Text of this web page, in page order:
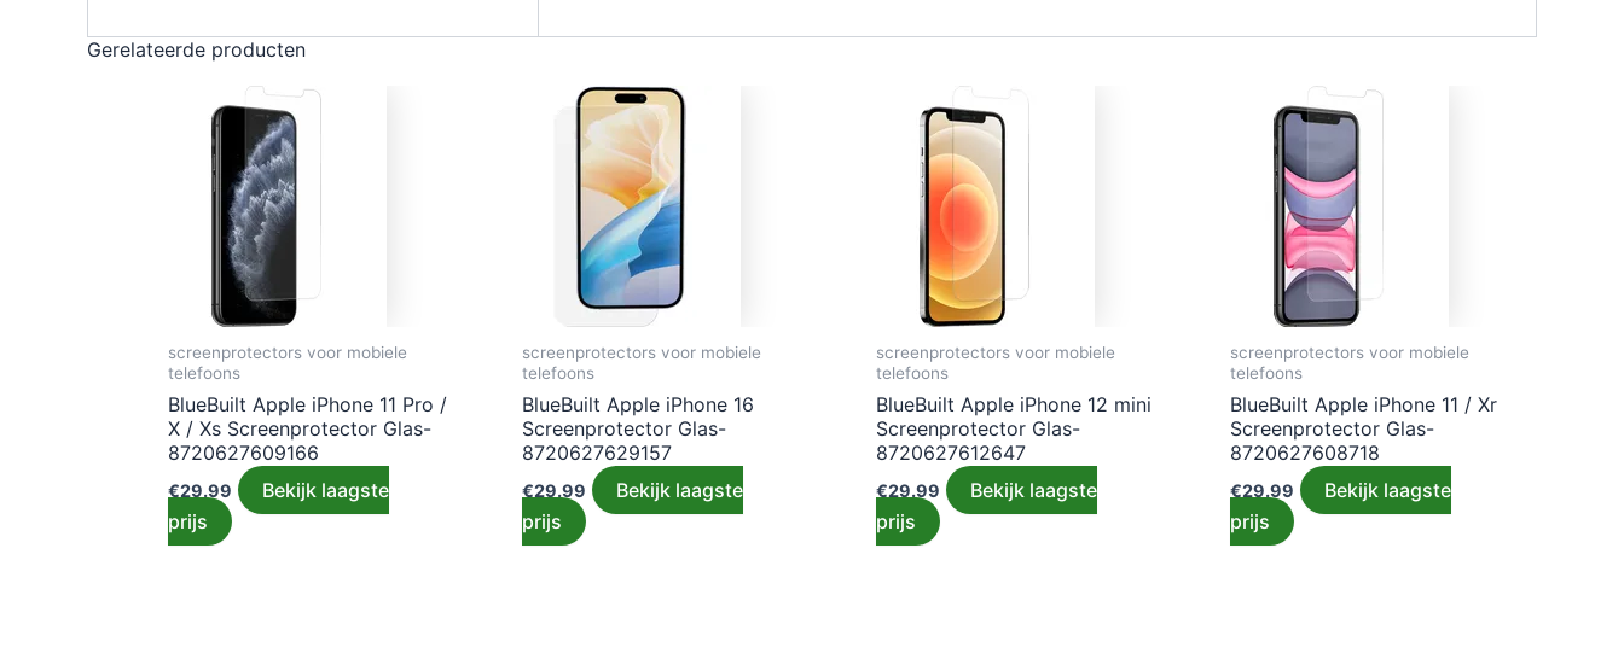
Gerelateerde producten
screenprotectors voor mobiele
telefoons
BlueBuilt Apple iPhone 11 Pro /
X / Xs Screenprotector Glas-
8720627609166
€29.99
Bekijk laagste
prijs
screenprotectors voor mobiele
telefoons
BlueBuilt Apple iPhone 16
Screenprotector Glas-
8720627629157
€29.99
Bekijk laagste
prijs
screenprotectors voor mobiele
telefoons
BlueBuilt Apple iPhone 12 mini
Screenprotector Glas-
8720627612647
€29.99
Bekijk laagste
prijs
screenprotectors voor mobiele
telefoons
BlueBuilt Apple iPhone 11 / Xr
Screenprotector Glas-
8720627608718
€29.99
Bekijk laagste
prijs